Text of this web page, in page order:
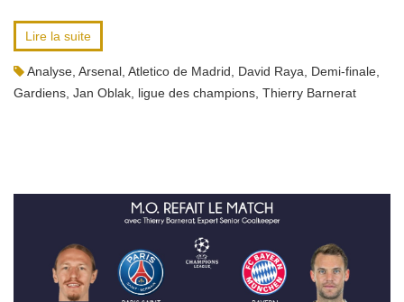
Lire la suite
Analyse Arsenal Atletico de Madrid David Raya Demi-finale
Gardiens Jan Oblak ligue des champions Thierry Barnerat